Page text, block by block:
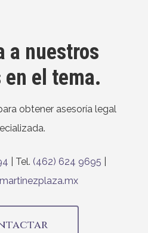
a nuestros
el tema.
obtener asesoría legal
| Tel. (462) 624 9695